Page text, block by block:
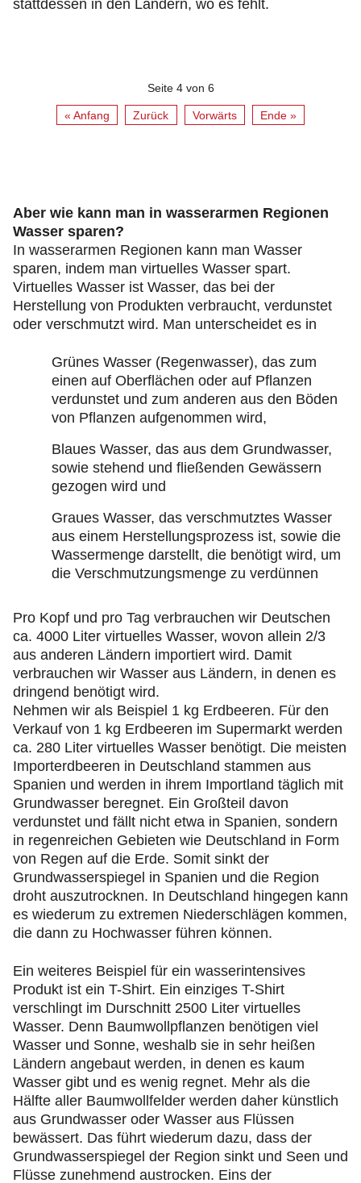
stattdessen in den Ländern, wo es fehlt.
Seite 4 von 6
« Anfang Zurück Vorwärts Ende »
Aber wie kann man in wasserarmen Regionen
Wasser sparen?
In wasserarmen Regionen kann man Wasser
sparen, indem man virtuelles Wasser spart.
Virtuelles Wasser ist Wasser, das bei der
Herstellung von Produkten verbraucht, verdunstet
oder verschmutzt wird. Man unterscheidet es in
Grünes Wasser (Regenwasser), das zum
einen auf Oberflächen oder auf Pflanzen
verdunstet und zum anderen aus den Böden
von Pflanzen aufgenommen wird,
Blaues Wasser, das aus dem Grundwasser,
sowie stehend und fließenden Gewässern
gezogen wird und
Graues Wasser, das verschmutztes Wasser
aus einem Herstellungsprozess ist, sowie die
Wassermenge darstellt, die benötigt wird, um
die Verschmutzungsmenge zu verdünnen
Pro Kopf und pro Tag verbrauchen wir Deutschen
ca. 4000 Liter virtuelles Wasser, wovon allein 2/3
aus anderen Ländern importiert wird. Damit
verbrauchen wir Wasser aus Ländern, in denen es
dringend benötigt wird.
Nehmen wir als Beispiel 1 kg Erdbeeren. Für den
Verkauf von 1 kg Erdbeeren im Supermarkt werden
ca. 280 Liter virtuelles Wasser benötigt. Die meisten
Importerdbeeren in Deutschland stammen aus
Spanien und werden in ihrem Importland täglich mit
Grundwasser beregnet. Ein Großteil davon
verdunstet und fällt nicht etwa in Spanien, sondern
in regenreichen Gebieten wie Deutschland in Form
von Regen auf die Erde. Somit sinkt der
Grundwasserspiegel in Spanien und die Region
droht auszutrocknen. In Deutschland hingegen kann
es wiederum zu extremen Niederschlägen kommen,
die dann zu Hochwasser führen können.
Ein weiteres Beispiel für ein wasserintensives
Produkt ist ein T-Shirt. Ein einziges T-Shirt
verschlingt im Durschnitt 2500 Liter virtuelles
Wasser. Denn Baumwollpflanzen benötigen viel
Wasser und Sonne, weshalb sie in sehr heißen
Ländern angebaut werden, in denen es kaum
Wasser gibt und es wenig regnet. Mehr als die
Hälfte aller Baumwollfelder werden daher künstlich
aus Grundwasser oder Wasser aus Flüssen
bewässert. Das führt wiederum dazu, dass der
Grundwasserspiegel der Region sinkt und Seen und
Flüsse zunehmend austrocken. Eins der